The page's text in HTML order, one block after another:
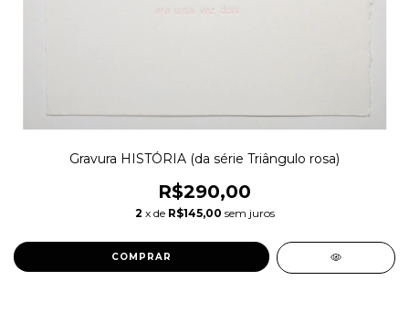
Gravura HISTÓRIA (da série Triângulo rosa)
R$290,00
2 x de R$145,00 sem juros